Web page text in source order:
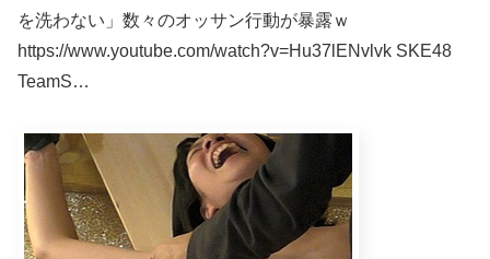
を洗わない」数々のオッサン行動が暴露ｗ
https://www.youtube.com/watch?v=Hu37lENvlvk SKE48
TeamS…